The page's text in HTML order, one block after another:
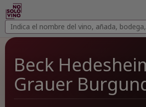
Buscar
vinos
Buscar
Beck
Grauer